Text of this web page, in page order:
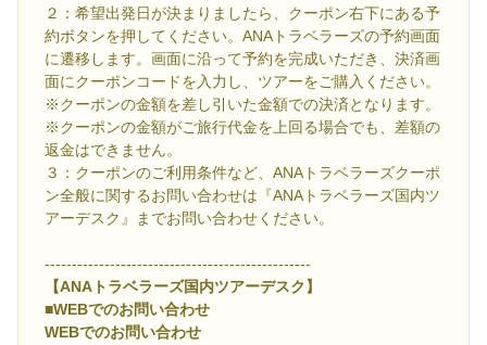
２：希望出発日が決まりましたら、クーポン右下にある予
約ボタンを押してください。ANAトラベラーズの予約画面
に遷移します。画面に沿って予約を完成いただき、決済画
面にクーポンコードを入力し、ツアーをご購入ください。
※クーポンの金額を差し引いた金額での決済となります。
※クーポンの金額がご旅行代金を上回る場合でも、差額の
返金はできません。
３：クーポンのご利用条件など、ANAトラベラーズクーポ
ン全般に関するお問い合わせは『ANAトラベラーズ国内ツ
アーデスク』までお問い合わせください。
-------------------------------------------------
【ANAトラベラーズ国内ツアーデスク】
■WEBでのお問い合わせ
WEBでのお問い合わせ